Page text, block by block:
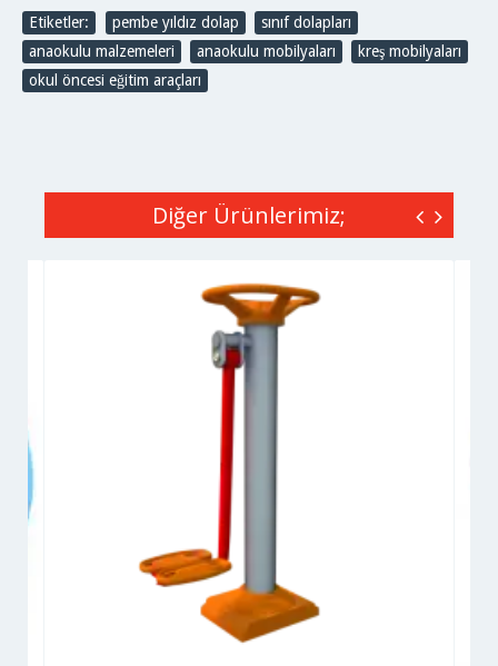
Etiketler: pembe yıldız dolap sınıf dolapları
anaokulu malzemeleri
anaokulu mobilyaları kreş mobilyaları
okul öncesi eğitim araçları
Diğer Ürünlerimiz;